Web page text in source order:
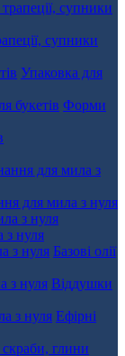
супники
Упаковка для
Форми
для мила з нуля
з нуля
Базові олії
Віддушки
Ефірні